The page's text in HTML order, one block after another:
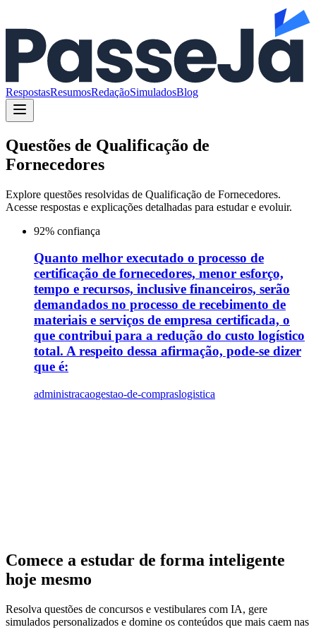
RespostasResumosRedaçãoSimuladosBlog
Questões de Qualificação de
Fornecedores
Explore questões resolvidas de Qualificação de Fornecedores.
Acesse respostas e explicações detalhadas para estudar e evoluir.
92% confiança
Quanto melhor executado o processo de
certificação de fornecedores, menor esforço,
tempo e recursos, inclusive financeiros, serão
demandados no processo de recebimento de
materiais e serviços de empresa certificada, o
que contribui para a redução do custo logístico
total. A respeito dessa afirmação, pode-se dizer
que é:
administracaogestao-de-compraslogistica
Comece a estudar de forma inteligente
hoje mesmo
Resolva questões de concursos e vestibulares com IA, gere
simulados personalizados e domine os conteúdos que mais caem nas